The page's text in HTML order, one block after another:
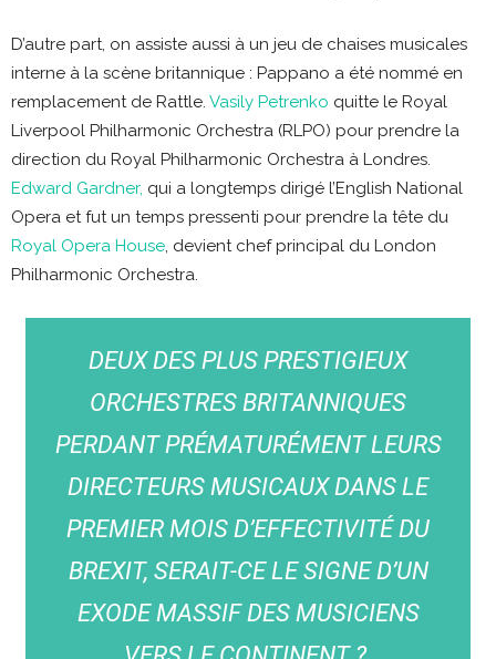
D’autre part, on assiste aussi à un jeu de chaises musicales
interne à la scène britannique : Pappano a été nommé en
remplacement de Rattle. Vasily Petrenko quitte le Royal
Liverpool Philharmonic Orchestra (RLPO) pour prendre la
direction du Royal Philharmonic Orchestra à Londres.
Edward Gardner, qui a longtemps dirigé l’English National
Opera et fut un temps pressenti pour prendre la tête du
Royal Opera House , devient chef principal du London
Philharmonic Orchestra.
DEUX DES PLUS PRESTIGIEUX
ORCHESTRES BRITANNIQUES
PERDANT PRÉMATURÉMENT LEURS
DIRECTEURS MUSICAUX DANS LE
PREMIER MOIS D’EFFECTIVITÉ DU
BREXIT, SERAIT-CE LE SIGNE D’UN
EXODE MASSIF DES MUSICIENS